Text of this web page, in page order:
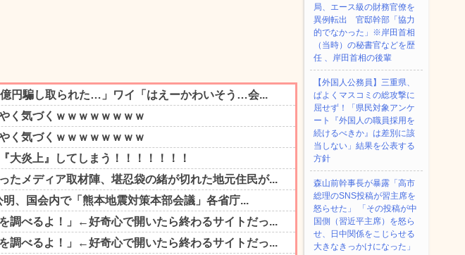
局、エース級の財務官僚を
異例転出 官邸幹部「協力
的でなかった」※岸田首相
（当時）の秘書官などを歴
任 、岸田首相の後輩
【外国人公務員】三重県、
ぱよくマスコミの総攻撃に
屈せず！「県民対象アンケ
ート『外国人の職員採用を
続けるべきか』は差別に該
当しない」結果を公表する
方針
森山前幹事長が暴露「高市
総理のSNS投稿が習主席を
怒らせた」 「その投稿が中
国側（習近平主席）を怒ら
せ、日中関係をこじらせる
大きなきっかけになった」